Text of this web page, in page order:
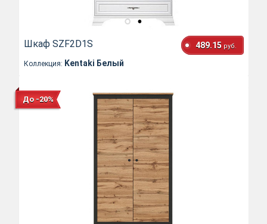
Шкаф SZF2D1S 489.15 руб.
Коллекция: Kentaki Белый
До -20%